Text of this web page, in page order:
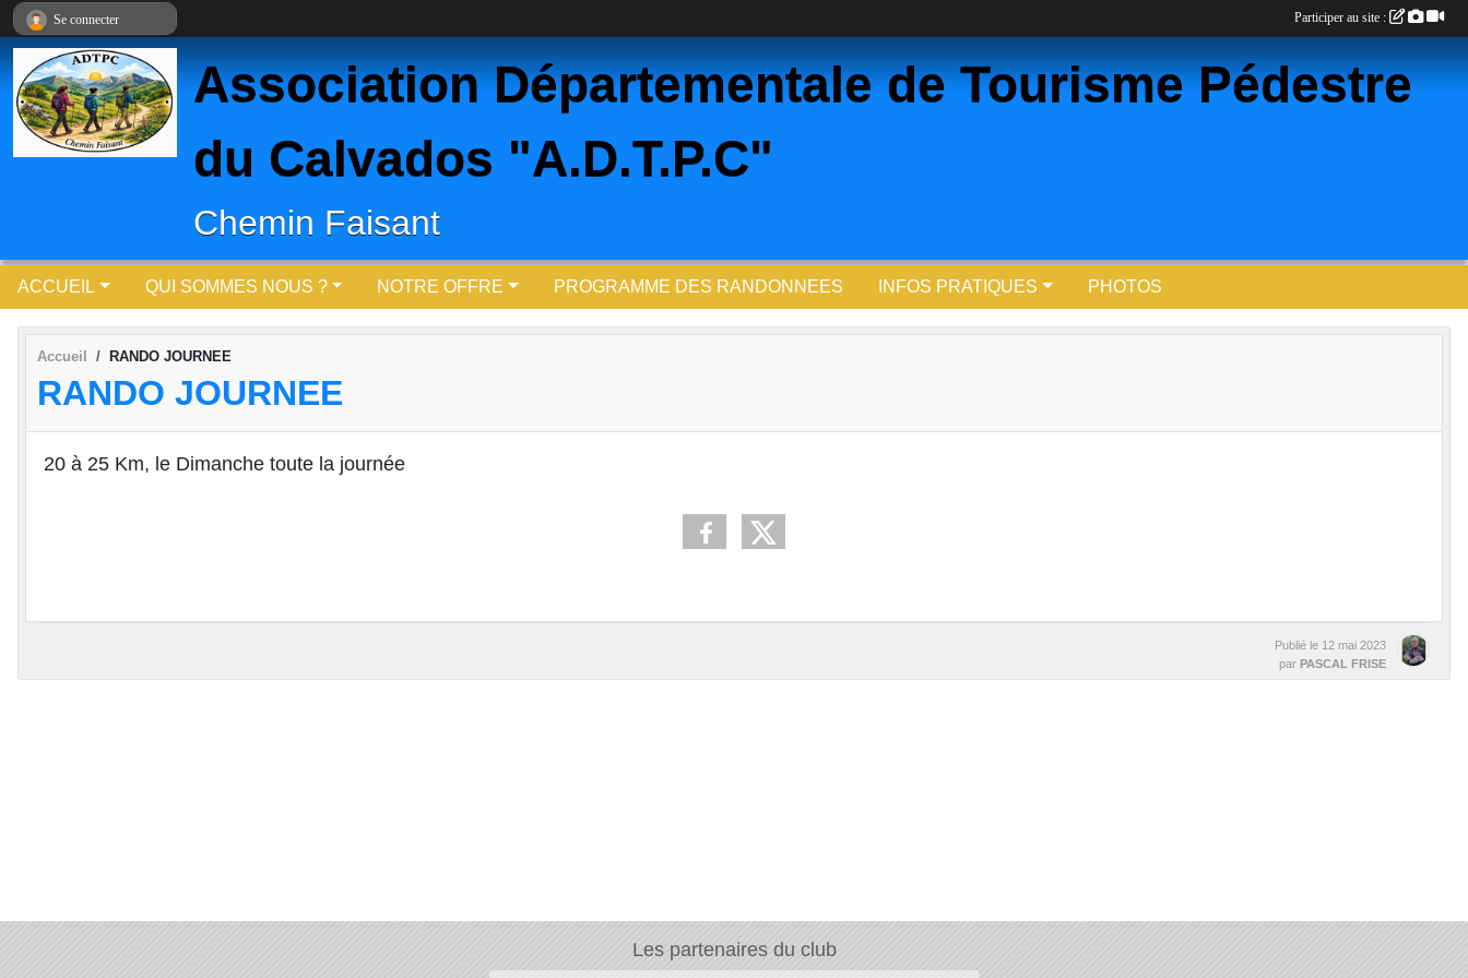
Association Départementale de Tourisme Pédestre
du Calvados "A.D.T.P.C"
Chemin Faisant
ACCUEIL QUI SOMMES NOUS ? NOTRE OFFRE PROGRAMME DES RANDONNEES INFOS PRATIQUES PHOTOS
Accueil RANDO JOURNEE
RANDO JOURNEE
20 à 25 Km, le Dimanche toute la journée
Publié le 12 mai 2023
par PASCAL FRISE
Les partenaires du club
Se connecter Participer au site :
Panneau de gestion des cookies